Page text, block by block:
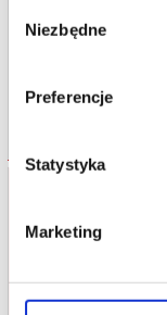
zgody
Niezbędne
Preferencje
Statystyka
Marketing
Bydgoszcz
Wydarzenie